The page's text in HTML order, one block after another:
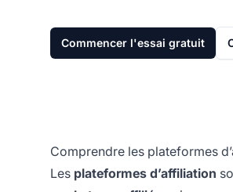
Commencer l'essai gratuit
Comprendre les plateformes
Les plateformes d’affiliation